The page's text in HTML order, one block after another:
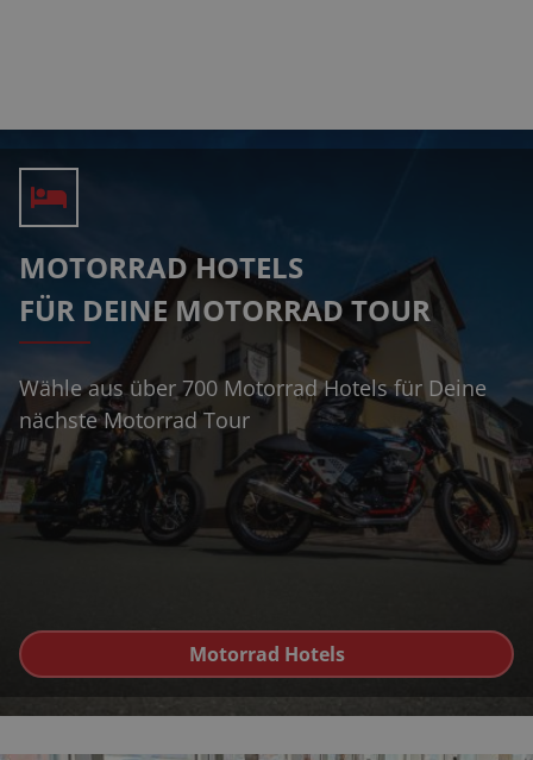
MOTORRAD HOTELS
FÜR DEINE MOTORRAD TOUR
Wähle aus über 700 Motorrad Hotels für Deine
nächste Motorrad Tour
Motorrad Hotels